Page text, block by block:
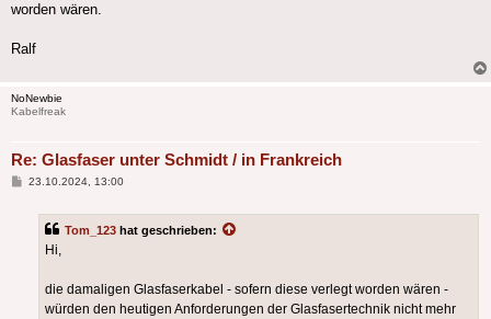
worden wären.
Ralf
NoNewbie
Kabelfreak
Re: Glasfaser unter Schmidt / in Frankreich
Beitrag
23.10.2024, 13:00
Tom_123 hat geschrieben:
Hi,
die damaligen Glasfaserkabel - sofern diese verlegt worden wären -
würden den heutigen Anforderungen der Glasfasertechnik nicht mehr